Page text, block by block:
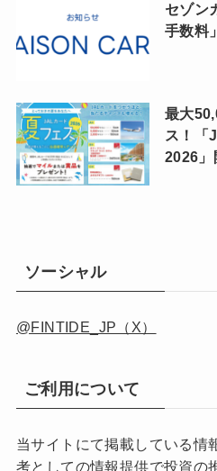
セゾン
手数料
最大
ス！「
2026」
ソーシャル
@FINTIDE_JP（X）
ご利用について
当サイトにて掲載している情
考としての情報提供で投資の